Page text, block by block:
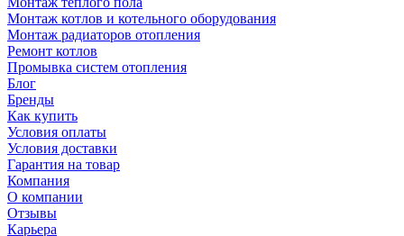
Монтаж котлов и котельного оборудования
Монтаж радиаторов отопления
Ремонт котлов
Промывка систем отопления
Блог
Бренды
Как купить
Условия оплаты
Условия доставки
Гарантия на товар
Компания
О компании
Отзывы
Карьера